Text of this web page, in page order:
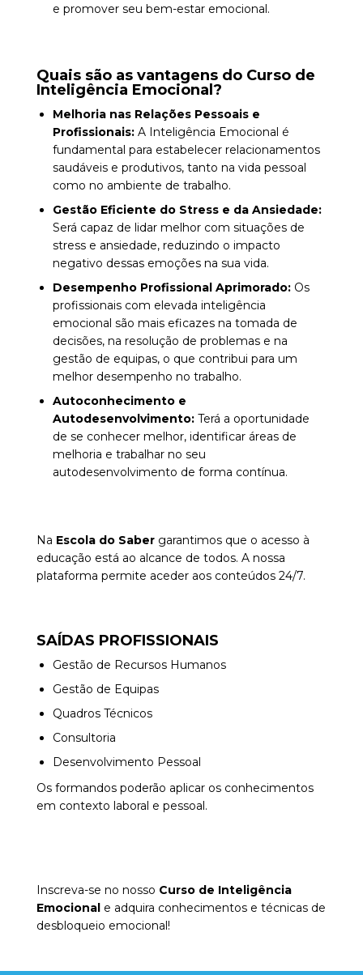
e promover seu bem-estar emocional.
Quais são as vantagens do Curso de
Inteligência Emocional ?
Melhoria nas Relações Pessoais e
Profissionais: A Inteligência Emocional é
fundamental para estabelecer relacionamentos
saudáveis e produtivos, tanto na vida pessoal
como no ambiente de trabalho.
Gestão Eficiente do Stress e da Ansiedade:
Será capaz de lidar melhor com situações de
stress e ansiedade, reduzindo o impacto
negativo dessas emoções na sua vida.
Desempenho Profissional Aprimorado: Os
profissionais com elevada inteligência
emocional são mais eficazes na tomada de
decisões, na resolução de problemas e na
gestão de equipas, o que contribui para um
melhor desempenho no trabalho.
Autoconhecimento e
Autodesenvolvimento: Terá a oportunidade
de se conhecer melhor, identificar áreas de
melhoria e trabalhar no seu
autodesenvolvimento de forma contínua.
Na Escola do Saber garantimos que o acesso à
educação está ao alcance de todos. A nossa
plataforma permite aceder aos conteúdos 24/7.
SAÍDAS PROFISSIONAIS
Gestão de Recursos Humanos
Gestão de Equipas
Quadros Técnicos
Consultoria
Desenvolvimento Pessoal
Os formandos poderão aplicar os conhecimentos
em contexto laboral e pessoal.
Inscreva-se no nosso Curso de Inteligência
Emocional e adquira conhecimentos e técnicas de
desbloqueio emocional!